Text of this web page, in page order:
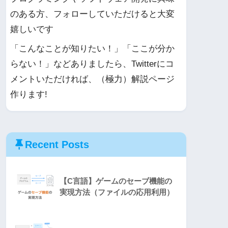
のある方、フォローしていただけると大変
嬉しいです
「こんなことが知りたい！」「ここが分か
らない！」などありましたら、Twitterにコ
メントいただければ、（極力）解説ページ
作ります!
Recent Posts
【C言語】ゲームのセーブ機能の
実現方法（ファイルの応用利用）